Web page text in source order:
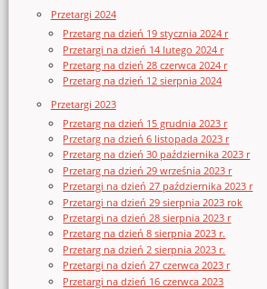
Przetargi 2024
Przetarg na dzień 19 stycznia 2024 r
Przetargi na dzień 14 lutego 2024 r
Przetarg na dzień 28 czerwca 2024 r
Przetarg na dzień 12 sierpnia 2024
Przetargi 2023
Przetarg na dzień 15 grudnia 2023 r
Przetarg na dzień 6 listopada 2023 r
Przetarg na dzień 30 października 2023 r
Przetarg na dzień 29 września 2023 r
Przetargi na dzień 27 października 2023 r
Przetargi na dzień 29 sierpnia 2023 rok
Przetargi na dzień 28 sierpnia 2023 r
Przetarg na dzień 8 sierpnia 2023 r.
Przetarg na dzień 2 sierpnia 2023 r.
Przetargi na dzień 27 czerwca 2023 r
Przetargi na dzień 16 czerwca 2023